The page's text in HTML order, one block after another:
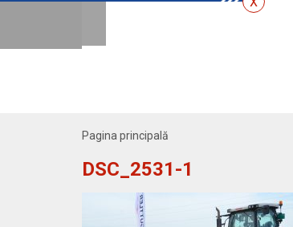
Pagina principală
DSC_2531-1